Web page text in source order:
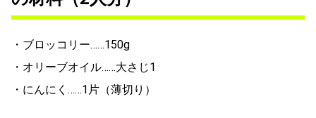
・ブロッコリー……150g
・オリーブオイル……大さじ1
・にんにく……1片（薄切り）